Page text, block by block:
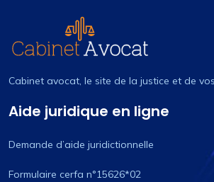
Cabinet avocat, le site de la justice et de
Aide juridique en ligne
Demande d’aide juridictionnelle
Formulaire cerfa n°15626*02